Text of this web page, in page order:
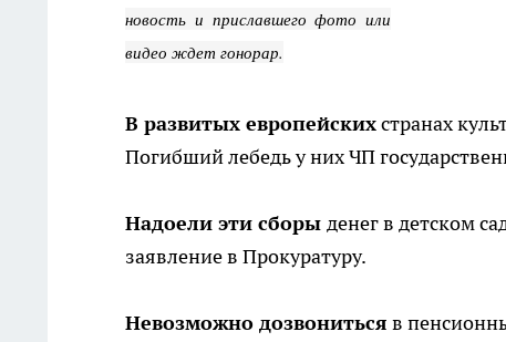
новость и приславшего фото или
видео ждет гонорар.
В развитых европейскихстранах
Погибший лебедь у них ЧП
Надоели эти сборы денег в детском
заявление в Прокуратуру.
Невозможно дозвониться в